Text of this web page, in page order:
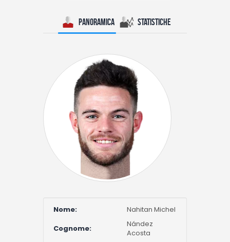
I consigli di Giulia
Panoramica Statistiche
Nome:
Nahitan Michel
Cognome:
Nández
Acosta